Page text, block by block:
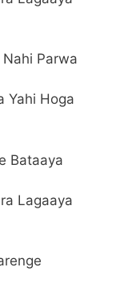
Parwa
Yahi Hoga
Bataaya
Lagaaya